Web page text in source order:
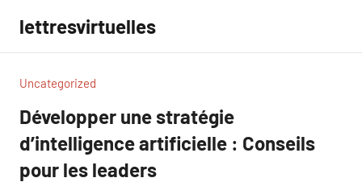
contenu
lettresvirtuelles
Uncategorized
Développer une stratégie
d’intelligence artificielle : Conseils
pour les leaders